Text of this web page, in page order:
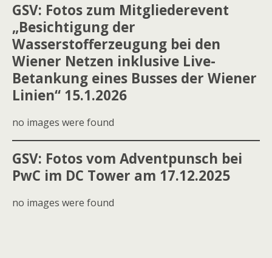
GSV: Fotos zum Mitgliederevent
„Besichtigung der
Wasserstofferzeugung bei den
Wiener Netzen inklusive Live-
Betankung eines Busses der Wiener
Linien“ 15.1.2026
no images were found
GSV: Fotos vom Adventpunsch bei
PwC im DC Tower am 17.12.2025
no images were found